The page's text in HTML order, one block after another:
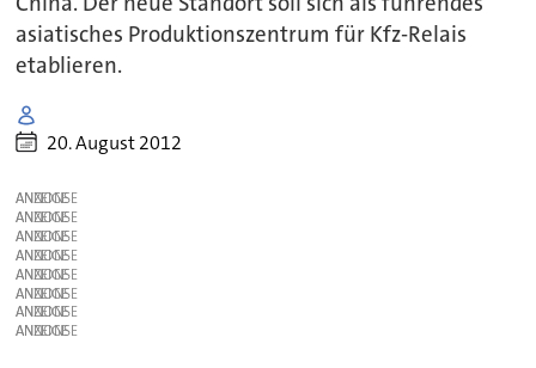
asiatisches Produktionszentrum für Kfz-Relais
etablieren.
20. August 2012
ANZEIGE
ANZEIGE
ANZEIGE
ANZEIGE
ANZEIGE
ANZEIGE
ANZEIGE
ANZEIGE